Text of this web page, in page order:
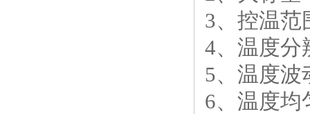
3、控温
4、温度
5、温度
6、温度